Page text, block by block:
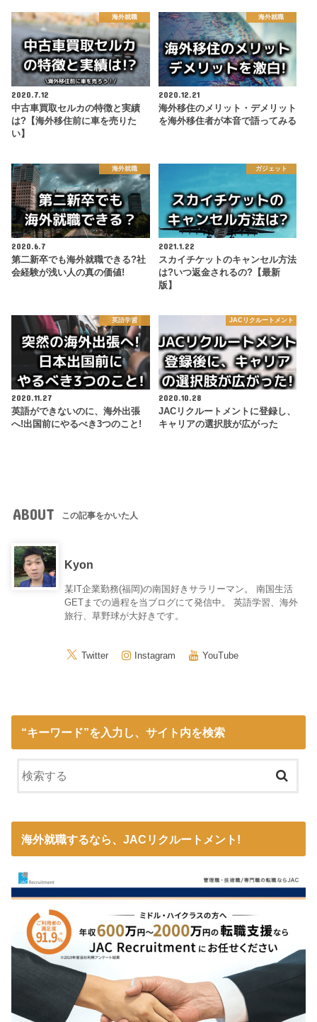
海外就職
2020.7.12
中古車買取セルカの特徴と実績
は?【海外移住前に車を売りた
い】
海外就職
2020.12.21
海外移住のメリット・デメリット
を海外移住者が本音で語ってみる
海外就職
2020.6.7
第二新卒でも海外就職できる?社
会経験が浅い人の真の価値!
ガジェット
2021.1.22
スカイチケットのキャンセル方法
は?いつ返金されるの?【最新
版】
英語学習
2020.11.27
英語ができないのに、海外出張
へ!出国前にやるべき3つのこと!
JACリクルートメント
2020.10.28
JACリクルートメントに登録し、
キャリアの選択肢が広がった
ABOUT この記事をかいた人
Kyon
某IT企業勤務(福岡)の南国好きサラリーマン。 南国生活
GETまでの過程を当ブログにて発信中。 英語学習、海外
旅行、草野球が大好きです。
Twitter Instagram YouTube
“キーワード”を入力し、サイト内を検索
海外就職するなら、JACリクルートメント!